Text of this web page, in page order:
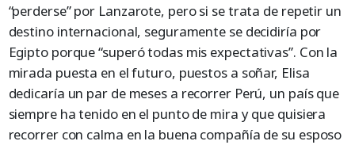
“perderse” por Lanzarote, pero si se trata de repetir un
destino internacional, seguramente se decidiría por
Egipto porque “superó todas mis expectativas”. Con la
mirada puesta en el futuro, puestos a soñar, Elisa
dedicaría un par de meses a recorrer Perú, un país que
siempre ha tenido en el punto de mira y que quisiera
recorrer con calma en la buena compañía de su esposo